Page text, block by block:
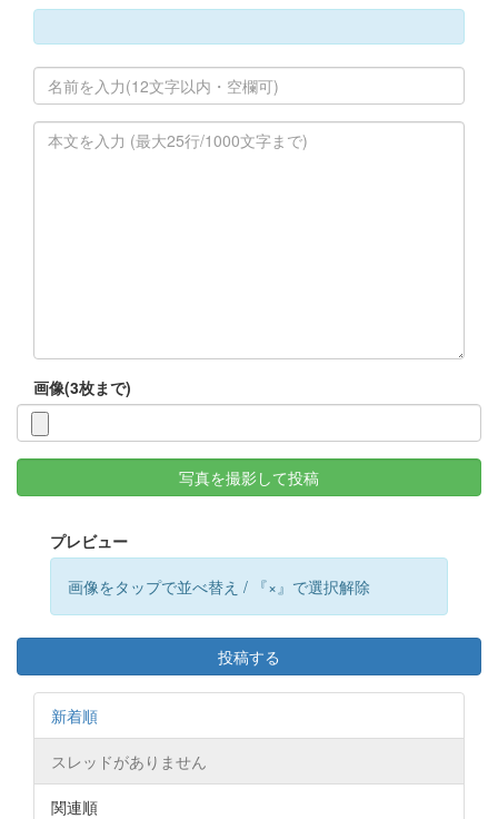
画像(3枚まで)
写真を撮影して投稿
プレビュー
画像をタップで並べ替え / 『×』で選択解除
投稿する
新着順
スレッドがありません
関連順